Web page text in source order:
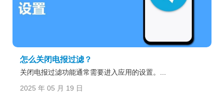
怎么关闭电报过滤？
关闭电报过滤功能通常需要进入应用的设置。...
2025 年 05 月 19 日